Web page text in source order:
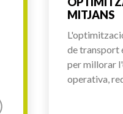
MITJANS
de transport
per millorar
operativa,